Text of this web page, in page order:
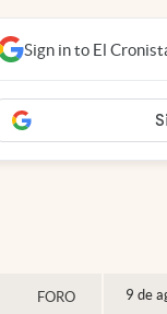
FORO 9 de
Sign in to El